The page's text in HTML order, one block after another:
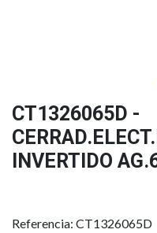
CT1326065D -
INVERTIDO
Referencia: CT1326065D